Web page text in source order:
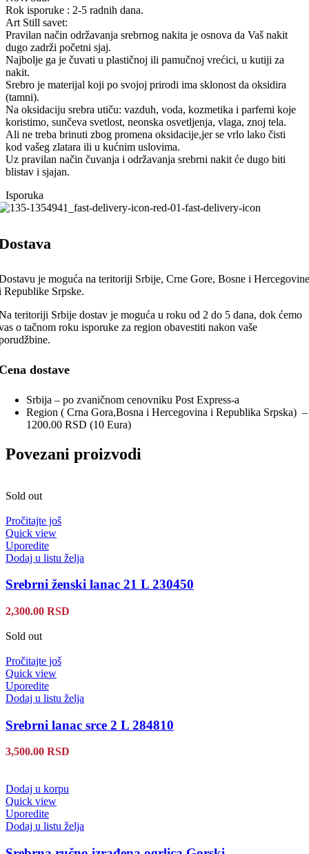
Rok isporuke : 2-5 radnih dana.
Art Still savet:
Pravilan način održavanja srebrnog nakita je osnova da Vaš nakit
dugo zadrži početni sjaj.
Najbolje ga je čuvati u plastičnoj ili pamučnoj vrećici, u kutiji za
nakit.
Srebro je materijal koji po svojoj prirodi ima sklonost da oksidira
(tamni).
Na oksidaciju srebra utiču: vazduh, voda, kozmetika i parfemi koje
koristimo, sunčeva svetlost, neonska osvetljenja, vlaga, znoj tela.
Ali ne treba brinuti zbog promena oksidacije,jer se vrlo lako čisti
kod vašeg zlatara ili u kućnim uslovima.
Uz pravilan način čuvanja i održavanja srebrni nakit će dugo biti
blistav i sjajan.
Isporuka
je moguća na teritoriji Srbije, Crne Gore, Bosne i Hercegovine
Republike Srpske.
teritoriji Srbije dostav je moguća u roku od 2 do 5 dana, dok ćemo
o tačnom roku isporuke za region obavestiti nakon vaše
dostave
Srbija – po zvaničnom cenovniku Post Express-a
Region ( Crna Gora,Bosna i Hercegovina i Republika Srpska) –
1200.00 RSD (10 Eura)
Povezani proizvodi
Sold out
Pročitajte još
Quick view
Uporedite
Dodaj u listu želja
Srebrni ženski lanac 21 L 230450
2,300.00 RSD
Sold out
Pročitajte još
Quick view
Uporedite
Dodaj u listu želja
Srebrni lanac srce 2 L 284810
3,500.00 RSD
Dodaj u korpu
Quick view
Uporedite
Dodaj u listu želja